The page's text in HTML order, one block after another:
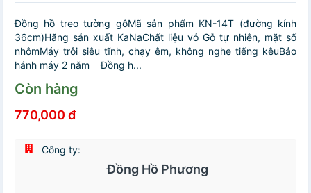
Đồng hồ treo tường gỗMã sản phẩm KN-14T (đường kính
36cm)Hãng sản xuất KaNaChất liệu vỏ Gỗ tự nhiên, mặt số
nhômMáy trôi siêu tĩnh, chạy êm, không nghe tiếng kêuBảo
hánh máy 2 năm Đồng h...
Còn hàng
770,000 đ
Công ty:
Đồng Hồ Phương